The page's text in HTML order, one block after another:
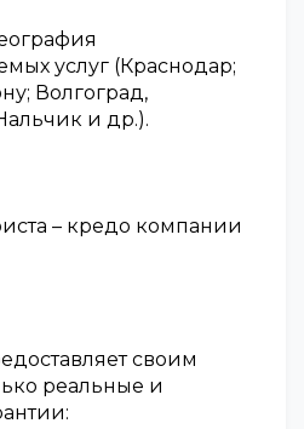
услуг (Краснодар;
Волгоград,
и др.).
– кредо компании
своим
реальные и